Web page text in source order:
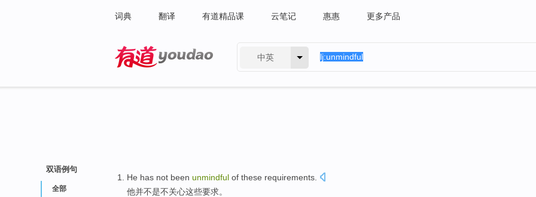
词典 翻译 有道精品课 云笔记 惠惠 更多产品
中英
双语例句
全部
He has not been unmindful of these requirements
他并不是不关心这些要求。